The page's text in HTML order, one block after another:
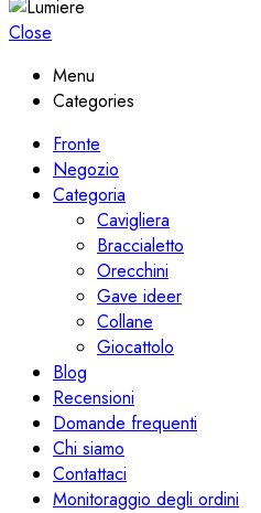
Close
Menu
Categories
Fronte
Negozio
Categoria
Cavigliera
Braccialetto
Orecchini
Gave ideer
Collane
Giocattolo
Blog
Recensioni
Domande frequenti
Chi siamo
Contattaci
Monitoraggio degli ordini